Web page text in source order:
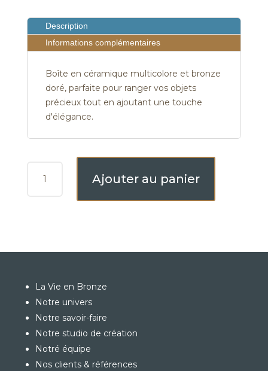
Description
Informations complémentaires
Boîte en céramique multicolore et bronze
doré, parfaite pour ranger vos objets
précieux tout en ajoutant une touche
d'élégance.
CERAMIQUE
Ajouter au panier
La Vie en Bronze
Notre univers
Notre savoir-faire
Notre studio de création
Notré équipe
Nos clients & références